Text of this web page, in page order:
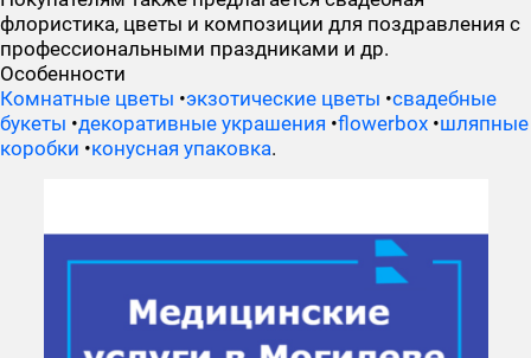
флористика, цветы и композиции для поздравления с
профессиональными праздниками и др.
Особенности
Комнатные цветы •экзотические цветы •свадебные
букеты •декоративные украшения •flowerbox •шляпные
коробки •конусная упаковка.